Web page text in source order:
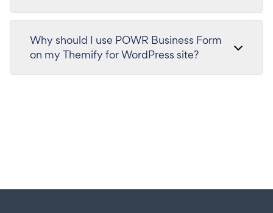
Why should I use POWR Business Form
on my Themify for WordPress site?